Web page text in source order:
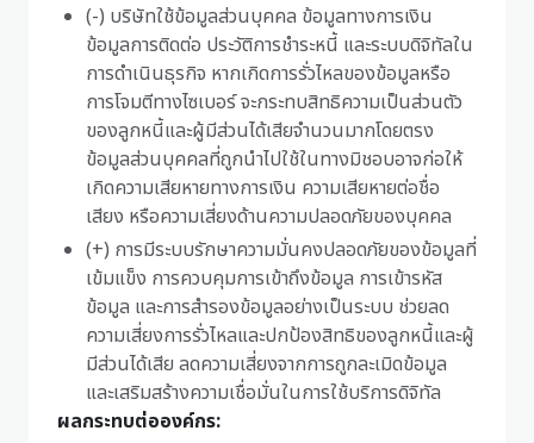
(-) บริษัทใช้ข้อมูลส่วนบุคคล ข้อมูลทางการเงิน
ข้อมูลการติดต่อ ประวัติการชำระหนี้ และระบบดิจิทัลใน
การดำเนินธุรกิจ หากเกิดการรั่วไหลของข้อมูลหรือ
การโจมตีทางไซเบอร์ จะกระทบสิทธิความเป็นส่วนตัว
ของลูกหนี้และผู้มีส่วนได้เสียจำนวนมากโดยตรง
ข้อมูลส่วนบุคคลที่ถูกนำไปใช้ในทางมิชอบอาจก่อให้
เกิดความเสียหายทางการเงิน ความเสียหายต่อชื่อ
เสียง หรือความเสี่ยงด้านความปลอดภัยของบุคคล
(+) การมีระบบรักษาความมั่นคงปลอดภัยของข้อมูลที่
เข้มแข็ง การควบคุมการเข้าถึงข้อมูล การเข้ารหัส
ข้อมูล และการสำรองข้อมูลอย่างเป็นระบบ ช่วยลด
ความเสี่ยงการรั่วไหลและปกป้องสิทธิของลูกหนี้และผู้
มีส่วนได้เสีย ลดความเสี่ยงจากการถูกละเมิดข้อมูล
และเสริมสร้างความเชื่อมั่นในการใช้บริการดิจิทัล
ผลกระทบต่อองค์กร: